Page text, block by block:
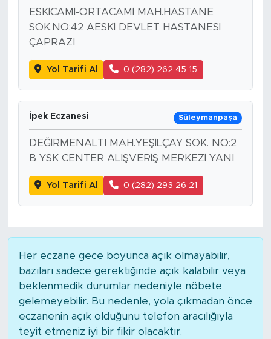
ESKİCAMİ-ORTACAMİ MAH.HASTANE
SOK.NO:42 AESKİ DEVLET HASTANESİ
ÇAPRAZI
Yol Tarifi Al 0 (282) 262 45 15
İpek Eczanesi Süleymanpaşa
DEĞİRMENALTI MAH.YEŞİLÇAY SOK. NO:2
B YSK CENTER ALIŞVERİŞ MERKEZİ YANI
Yol Tarifi Al 0 (282) 293 26 21
Her eczane gece boyunca açık olmayabilir,
bazıları sadece gerektiğinde açık kalabilir veya
beklenmedik durumlar nedeniyle nöbete
gelemeyebilir. Bu nedenle, yola çıkmadan önce
eczanenin açık olduğunu telefon aracılığıyla
teyit etmeniz iyi bir fikir olacaktır.